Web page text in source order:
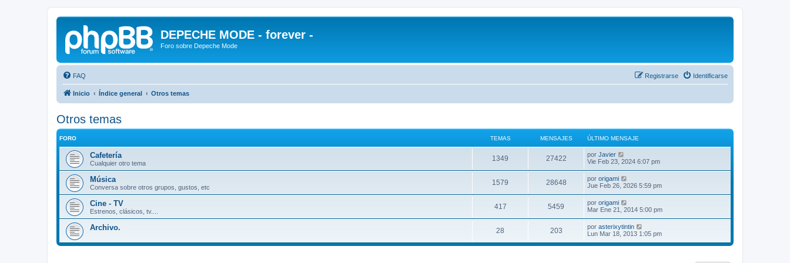
DEPECHE MODE - forever -
Foro sobre Depeche Mode
FAQ Identificarse
Registrarse
Inicio Índice general Otros temas
Otros temas
FORO TEMAS MENSAJES ÚLTIMO MENSAJE
Cafetería
Cualquier otro tema
1349 27422 por Javier
e
ú
l
t
i
m
o
m
e
n
s
a
Vie Feb 23, 2024 6:07 pm
Música
Conversa sobre otros grupos, gustos, etc
1579 28648 por origami
e
l
t
i
m
o
m
e
Jue Feb 26, 2026 5:59 pm
Cine - TV
Estrenos, clásicos, tv....
417 5459 por origami
e
ú
l
t
i
Mar Ene 21, 2014 5:00 pm
Archivo. 28 203 por asterixytintin
e
ú
Lun Mar 18, 2013 1:05 pm